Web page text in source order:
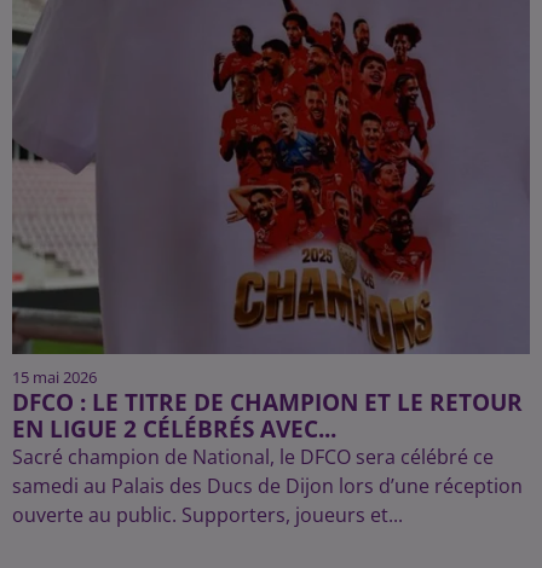
15 mai 2026
DFCO : LE TITRE DE CHAMPION ET LE RETOUR
EN LIGUE 2 CÉLÉBRÉS AVEC...
Sacré champion de National, le DFCO sera célébré ce
samedi au Palais des Ducs de Dijon lors d’une réception
ouverte au public. Supporters, joueurs et...